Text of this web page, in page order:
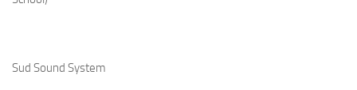
Sud Sound System